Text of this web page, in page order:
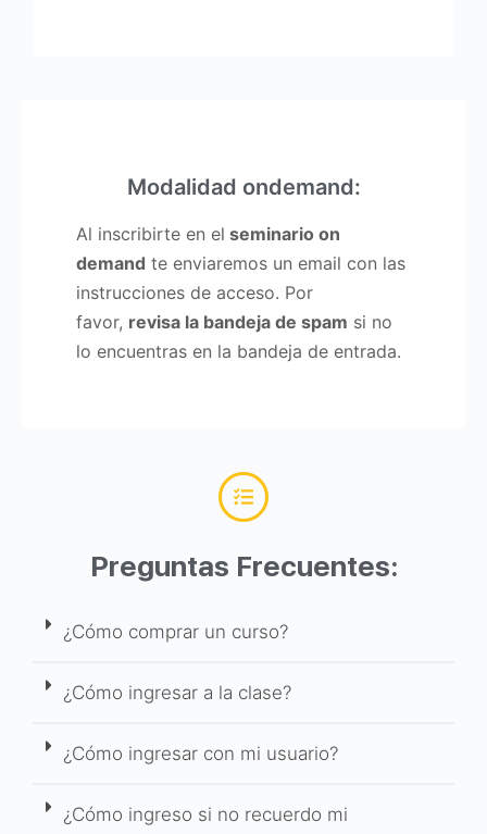
Modalidad ondemand:
Al inscribirte en el seminario on
demand te enviaremos un email con las
instrucciones de acceso. Por
favor, revisa la bandeja de spam si no
lo encuentras en la bandeja de entrada.
Preguntas Frecuentes:
¿Cómo comprar un curso?
¿Cómo ingresar a la clase?
¿Cómo ingresar con mi usuario?
¿Cómo ingreso si no recuerdo mi